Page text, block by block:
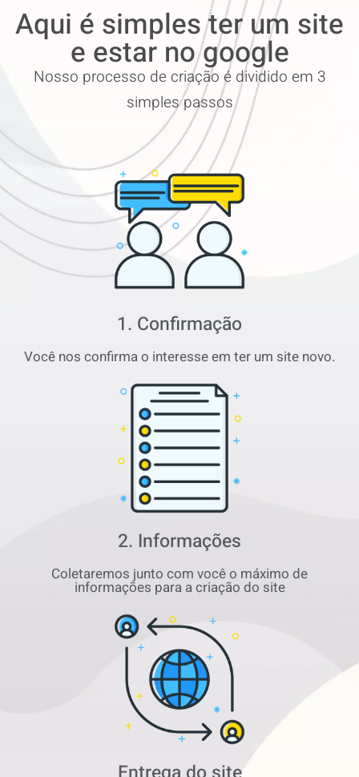
Aqui é simples ter um site
e estar no google
Nosso processo de criação é dividido em 3
simples passos
1. Confirmação
Você nos confirma o interesse em ter um site novo.
2. Informações
Coletaremos junto com você o máximo de
informações para a criação do site